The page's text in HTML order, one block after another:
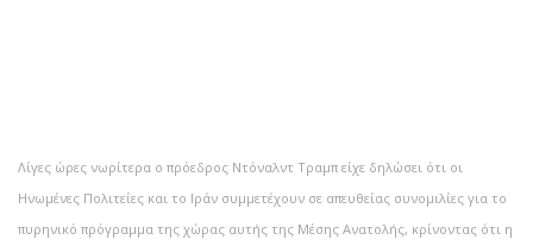
Λίγες ώρες νωρίτερα ο πρόεδρος Ντόναλντ Τραμπ είχε δηλώσει ότι οι
Ηνωμένες Πολιτείες και το Ιράν συμμετέχουν σε απευθείας συνομιλίες για το
πυρηνικό πρόγραμμα της χώρας αυτής της Μέσης Ανατολής, κρίνοντας ότι η